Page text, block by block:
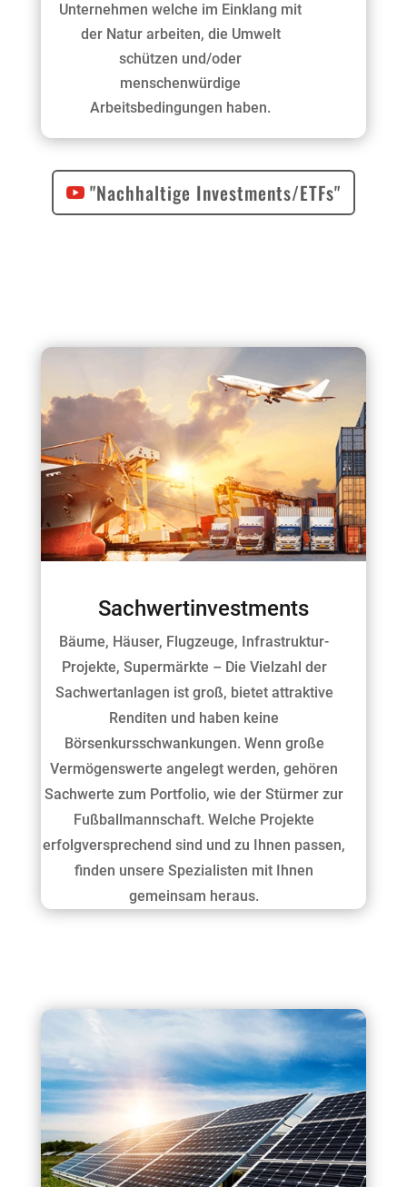
Unternehmen welche im Einklang mit
der Natur arbeiten, die Umwelt
schützen und/oder
menschenwürdige
Arbeitsbedingungen haben.
"Nachhaltige Investments/ETFs"
Sachwertinvestments
Bäume, Häuser, Flugzeuge, Infrastruktur-
Projekte, Supermärkte – Die Vielzahl der
Sachwertanlagen ist groß, bietet attraktive
Renditen und haben keine
Börsenkursschwankungen. Wenn große
Vermögenswerte angelegt werden, gehören
Sachwerte zum Portfolio, wie der Stürmer zur
Fußballmannschaft. Welche Projekte
erfolgversprechend sind und zu Ihnen passen,
finden unsere Spezialisten mit Ihnen
gemeinsam heraus.